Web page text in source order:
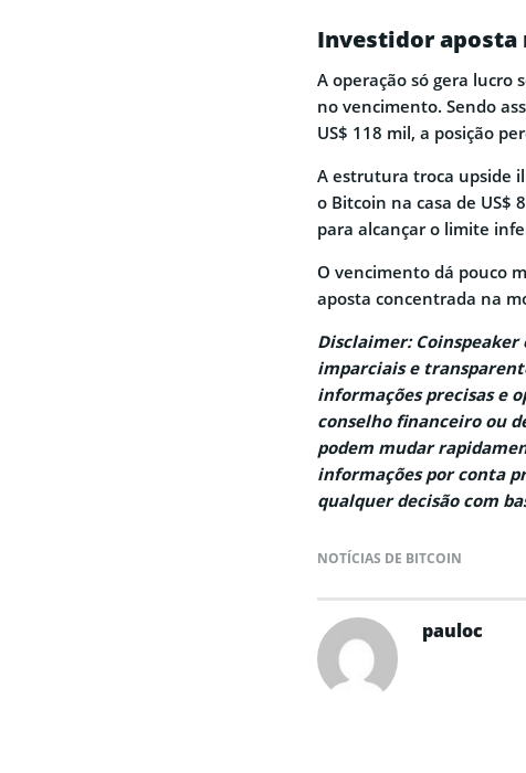
Investidor aposta
A operação só gera lucro
no vencimento. Sendo
US$ 118 mil, a posição
A estrutura troca upside
o Bitcoin na casa de US$
para alcançar o limite
O vencimento dá pouco
aposta concentrada na
Disclaimer:
imparciais e
informações precisas e
conselho financeiro ou
podem mudar
informações por conta
qualquer decisão com
NOTÍCIAS DE BITCOIN
pauloc